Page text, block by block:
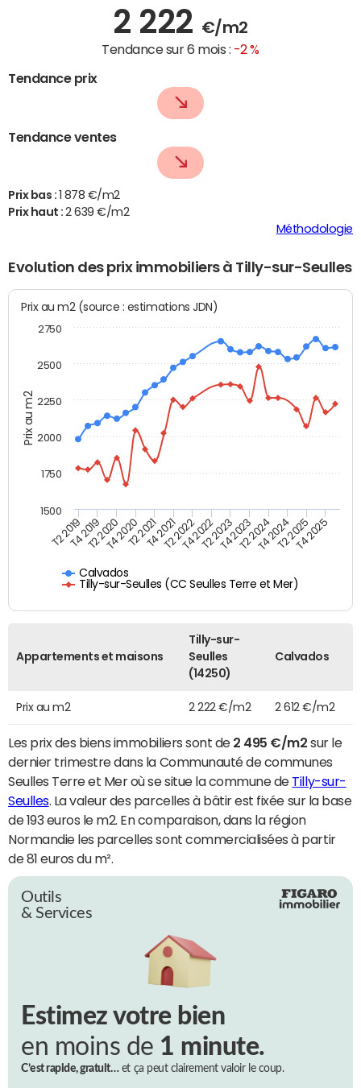
2 222 €/m2
Tendance sur 6 mois : -2 %
Tendance prix
Tendance ventes
Prix bas :
1 878 €/m2
Prix haut :2 639 €/m2
Méthodologie
Evolution des prix immobiliers à Tilly-sur-Seulles
Prix au m2
Prix au m2 (source : estimations JDN)
Calvados
Tilly-sur-Seulles (CC Seulles Terre et Mer)
T2 2019T4 2019T2 2020T4 2020T2 2021T4 2021T2 2022T4 2022T2 2023T4 2023T2 2024T4 2024T2 2025T4 2025
1500
1750
2000
2250
2500
2750
Appartements et maisons
Tilly-sur-
Seulles
(14250)
Calvados
Prix au m2 2 222 €/m2 2 612 €/m2
Les prix des biens immobiliers sont de 2 495 €/m2 sur le
dernier trimestre dans la Communauté de communes
Seulles Terre et Mer où se situe la commune de Tilly-sur-
Seulles. La valeur des parcelles à bâtir est fixée sur la base
de 193 euros le m2. En comparaison, dans la région
Normandie les parcelles sont commercialisées à partir
de 81 euros du m².
Outils
& Services
Estimez votre bien
en moins de 1 minute.
C’est rapide, gratuit…et ça peut clairement valoir le coup.